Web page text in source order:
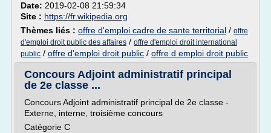
Date: 2019-02-08 21:59:34
Site : https://fr.wikipedia.org
Thèmes liés : offre d'emploi cadre de sante territorial / offre
d'emploi droit public des affaires / offre d'emploi droit international
public / offre d'emploi droit public / offre d emploi droit public
Concours Adjoint administratif principal
de 2e classe ...
Concours Adjoint administratif principal de 2e classe -
Externe, interne, troisième concours
Catégorie C